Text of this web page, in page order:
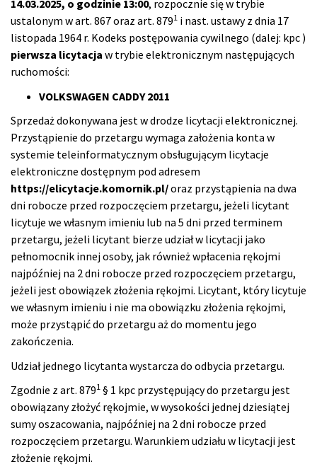
14.03.2025, o godzinie 13:00, rozpocznie się w trybie
ustalonym w art. 867 oraz art. 8791 i nast. ustawy z dnia 17
listopada 1964 r. Kodeks postępowania cywilnego (dalej: kpc )
pierwsza licytacja w trybie elektronicznym następujących
ruchomości:
VOLKSWAGEN CADDY 2011
Sprzedaż dokonywana jest w drodze licytacji elektronicznej.
Przystąpienie do przetargu wymaga założenia konta w
systemie teleinformatycznym obsługującym licytacje
elektroniczne dostępnym pod adresem
https://elicytacje.komornik.pl/oraz przystąpienia na dwa
dni robocze przed rozpoczęciem przetargu, jeżeli licytant
licytuje we własnym imieniu lub na 5 dni przed terminem
przetargu, jeżeli licytant bierze udział w licytacji jako
pełnomocnik innej osoby, jak również wpłacenia rękojmi
najpóźniej na 2 dni robocze przed rozpoczęciem przetargu,
jeżeli jest obowiązek złożenia rękojmi. Licytant, który licytuje
we własnym imieniu i nie ma obowiązku złożenia rękojmi,
może przystąpić do przetargu aż do momentu jego
zakończenia.
Udział jednego licytanta wystarcza do odbycia przetargu.
Zgodnie z art. 8791 § 1 kpc przystępujący do przetargu jest
obowiązany złożyć rękojmie, w wysokości jednej dziesiątej
sumy oszacowania, najpóźniej na 2 dni robocze przed
rozpoczęciem przetargu. Warunkiem udziału w licytacji jest
złożenie rękojmi.